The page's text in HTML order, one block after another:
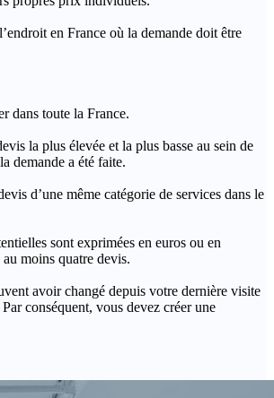
en France où la demande doit être
dans toute la France.
la plus élevée et la plus basse au sein de
demande a été faite.
d’une même catégorie de services dans le
sont exprimées en euros ou en
moins quatre devis.
avoir changé depuis votre dernière visite
conséquent, vous devez créer une